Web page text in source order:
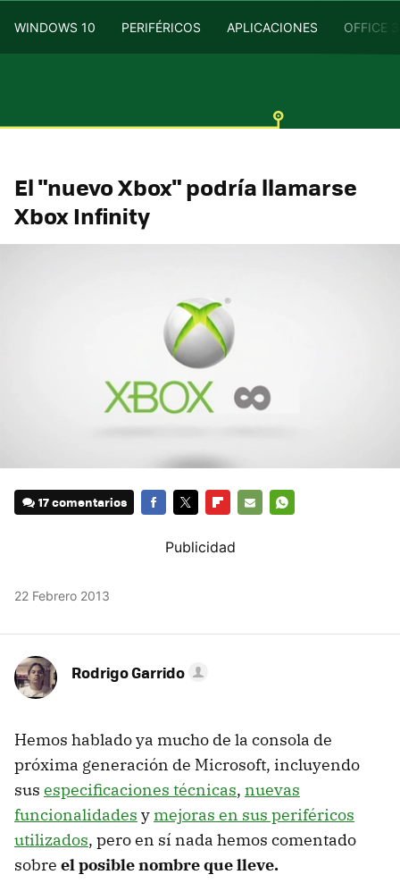
WINDOWS 10 PERIFÉRICOS APLICACIONES OFFICE
El "nuevo Xbox" podría llamarse
Xbox Infinity
17 comentarios
22 Febrero 2013
Rodrigo Garrido
Hemos hablado ya mucho de la consola de
próxima generación de Microsoft, incluyendo
sus especificaciones técnicas, nuevas
funcionalidades y mejoras en sus periféricos
utilizados, pero en sí nada hemos comentado
sobre el posible nombre que lleve.